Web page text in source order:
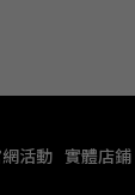
網活動 實體店鋪